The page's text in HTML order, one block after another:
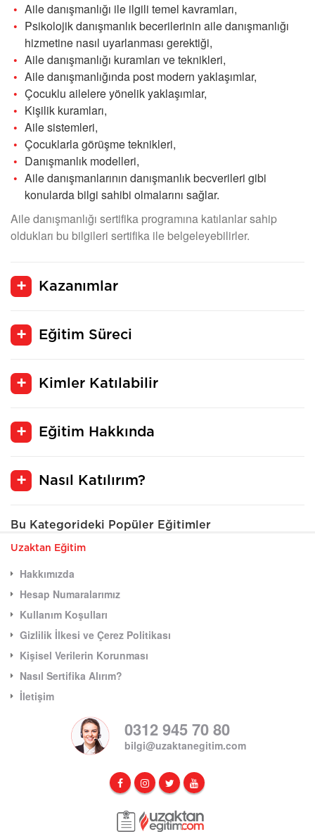
Aile danışmanlığı ile ilgili temel kavramları,
Psikolojik danışmanlık becerilerinin aile danışmanlığı
hizmetine nasıl uyarlanması gerektiği,
Aile danışmanlığı kuramları ve teknikleri,
Aile danışmanlığında post modern yaklaşımlar,
Çocuklu ailelere yönelik yaklaşımlar,
Kişilik kuramları,
Aile sistemleri,
Çocuklarla görüşme teknikleri,
Danışmanlık modelleri,
Aile danışmanlarının danışmanlık becverileri gibi
konularda bilgi sahibi olmalarını sağlar.
Aile danışmanlığı sertifika programına katılanlar sahip
oldukları bu bilgileri sertifika ile belgeleyebilirler.
Kazanımlar
Eğitim Süreci
Kimler Katılabilir
Eğitim Hakkında
Nasıl Katılırım?
Bu Kategorideki Popüler Eğitimler
Uzaktan Eğitim
Hakkımızda
Hesap Numaralarımız
Kullanım Koşulları
Gizlilik İlkesi ve Çerez Politikası
Kişisel Verilerin Korunması
Nasıl Sertifika Alırım?
İletişim
0312 945 70 80
bilgi@uzaktanegitim.com